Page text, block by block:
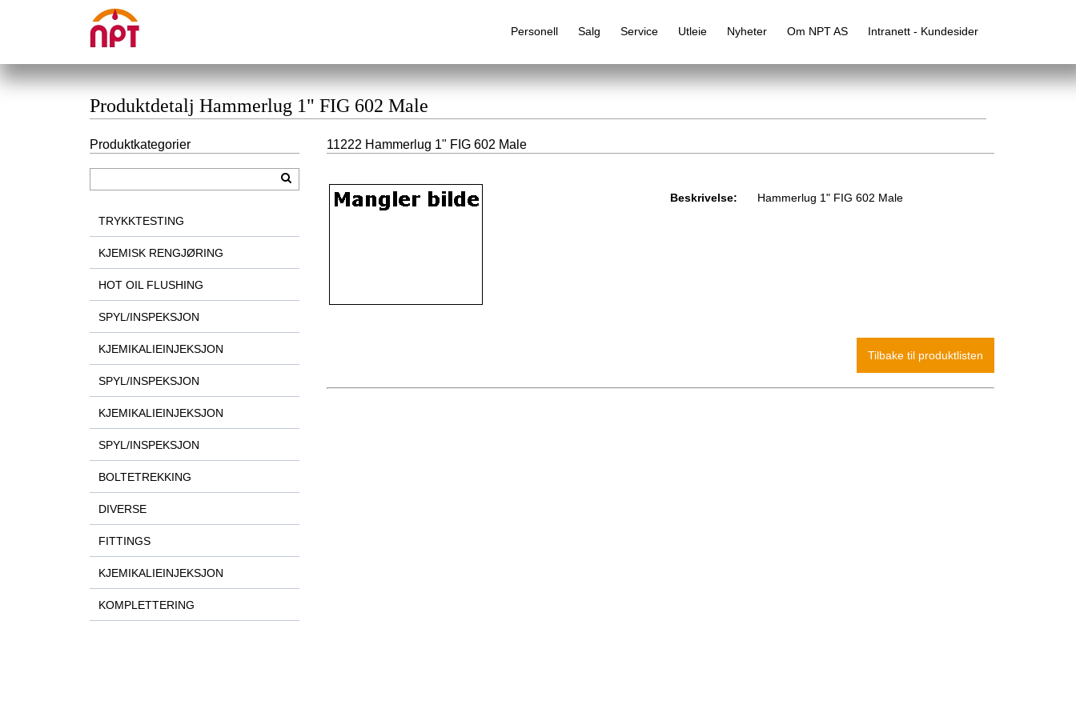
Personell Salg Service Utleie Nyheter Om NPT AS Intranett - Kundesider
Produktdetalj Hammerlug 1" FIG 602 Male
11222 Hammerlug 1" FIG 602 Male
Beskrivelse: Hammerlug 1" FIG 602 Male
Produktkategorier
TRYKKTESTING
KJEMISK RENGJØRING
HOT OIL FLUSHING
SPYL/INSPEKSJON
KJEMIKALIEINJEKSJON
SPYL/INSPEKSJON
KJEMIKALIEINJEKSJON
SPYL/INSPEKSJON
BOLTETREKKING
DIVERSE
FITTINGS
KJEMIKALIEINJEKSJON
KOMPLETTERING